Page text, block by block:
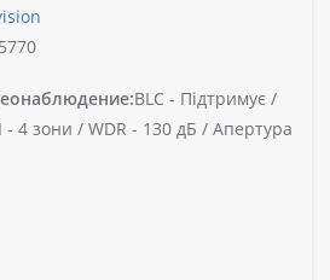
BLC - Підтримує /
- 4 зони / WDR - 130 дБ / Апертура